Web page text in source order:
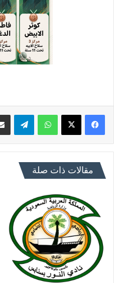
فيسبوك X واتساب تيلقرام
مقالات ذات صلة